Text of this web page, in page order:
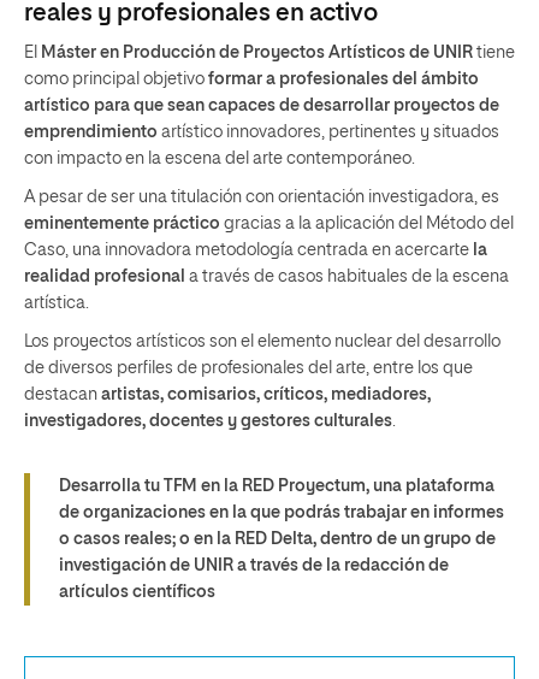
reales y profesionales en activo
El Máster en Producción de Proyectos Artísticos de UNIR tiene
como principal objetivo formar a profesionales del ámbito
artístico para que sean capaces de desarrollar proyectos de
emprendimiento artístico innovadores, pertinentes y situados
con impacto en la escena del arte contemporáneo.
A pesar de ser una titulación con orientación investigadora, es
eminentemente práctico gracias a la aplicación del Método del
Caso, una innovadora metodología centrada en acercarte la
realidad profesional a través de casos habituales de la escena
artística.
Los proyectos artísticos son el elemento nuclear del desarrollo
de diversos perfiles de profesionales del arte, entre los que
destacan artistas, comisarios, críticos, mediadores,
investigadores, docentes y gestores culturales.
Desarrolla tu TFM en la RED Proyectum, una plataforma
de organizaciones en la que podrás trabajar en informes
o casos reales; o en la RED Delta, dentro de un grupo de
investigación de UNIR a través de la redacción de
artículos científicos